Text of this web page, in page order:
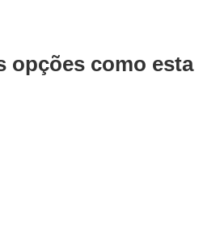
opções como esta